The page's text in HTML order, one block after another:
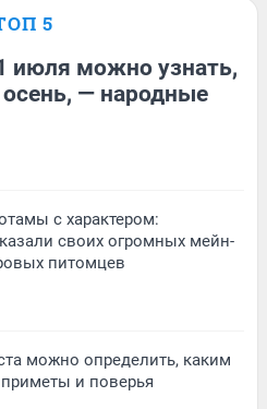
5
июля можно узнать,
осень, — народные
с характером:
своих огромных мейн-
питомцев
можно определить, каким
и поверья